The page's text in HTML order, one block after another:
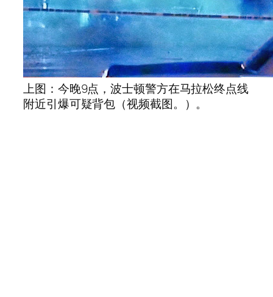
上图：今晚9点，波士顿警方在马拉松终点线
附近引爆可疑背包（视频截图。）。